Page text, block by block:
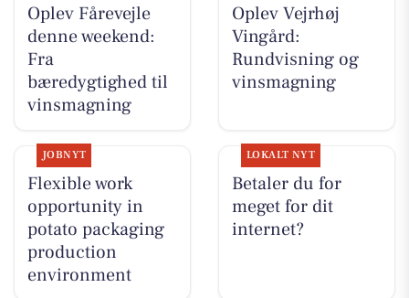
Oplev Fårevejle
denne weekend:
Fra
bæredygtighed til
vinsmagning
Oplev Vejrhøj
Vingård:
Rundvisning og
vinsmagning
JOBNYT
Flexible work
opportunity in
potato packaging
production
environment
LOKALT NYT
Betaler du for
meget for dit
internet?